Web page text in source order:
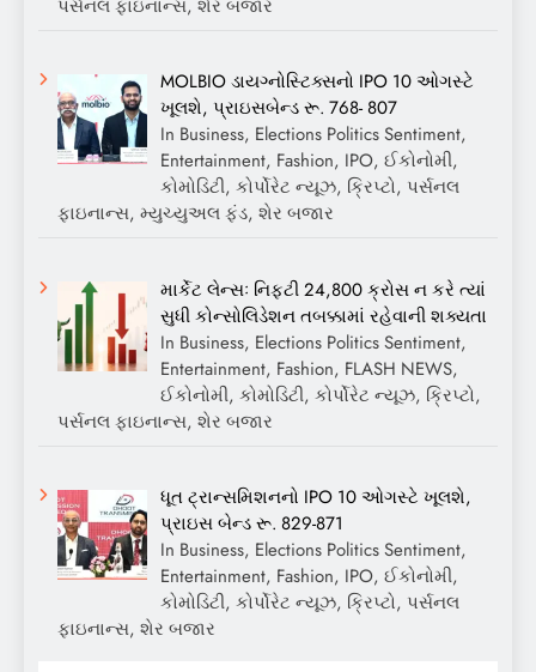
પર્સનલ ફાઇનાન્સ, શેર બજાર
MOLBIO ડાયગ્નોસ્ટિક્સનો IPO 10 ઓગસ્ટે
ખૂલશે, પ્રાઇસબેન્ડ રૂ. 768- 807
In Business, Elections Politics Sentiment,
Entertainment, Fashion, IPO, ઈકોનોમી,
કોમોડિટી, કોર્પોરેટ ન્યૂઝ, ક્રિપ્ટો, પર્સનલ
ફાઇનાન્સ, મ્યુચ્યુઅલ ફંડ, શેર બજાર
માર્કેટ લેન્સઃ નિફ્ટી 24,800 ક્રોસ ન કરે ત્યાં
સુધી કોન્સોલિડેશન તબક્કામાં રહેવાની શક્યતા
In Business, Elections Politics Sentiment,
Entertainment, Fashion, FLASH NEWS,
ઈકોનોમી, કોમોડિટી, કોર્પોરેટ ન્યૂઝ, ક્રિપ્ટો,
પર્સનલ ફાઇનાન્સ, શેર બજાર
ધૂત ટ્રાન્સમિશનનો IPO 10 ઓગસ્ટે ખૂલશે,
પ્રાઇસ બેન્ડ રૂ. 829-871
In Business, Elections Politics Sentiment,
Entertainment, Fashion, IPO, ઈકોનોમી,
કોમોડિટી, કોર્પોરેટ ન્યૂઝ, ક્રિપ્ટો, પર્સનલ
ફાઇનાન્સ, શેર બજાર